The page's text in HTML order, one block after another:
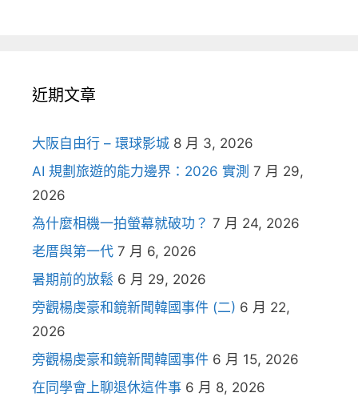
近期文章
大阪自由行 – 環球影城 8 月 3, 2026
AI 規劃旅遊的能力邊界：2026 實測 7 月 29,
2026
為什麼相機一拍螢幕就破功？ 7 月 24, 2026
老厝與第一代 7 月 6, 2026
暑期前的放鬆 6 月 29, 2026
旁觀楊虔豪和鏡新聞韓國事件 (二) 6 月 22,
2026
旁觀楊虔豪和鏡新聞韓國事件 6 月 15, 2026
在同學會上聊退休這件事 6 月 8, 2026